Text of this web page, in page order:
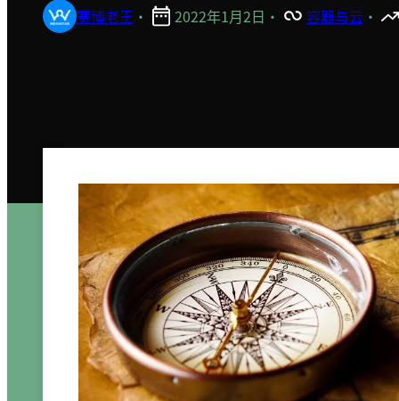
赛博老王 · 2022年1月2日 · 容器与云 ·